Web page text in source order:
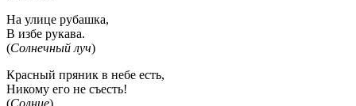
На улице рубашка,
В избе рукава.
(Солнечный луч)
Красный пряник в небе есть,
Никому его не съесть!
(Солнце)